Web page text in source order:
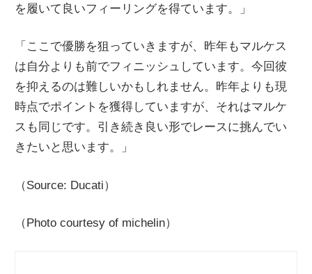
を履いて良いフィーリングを得ています。」
「ここで優勝を狙っていきますが、昨年もマルケス
は自分よりも前でフィニッシュしています。今回彼
を抑えるのは難しいかもしれません。昨年よりも現
時点でポイントを獲得していますが、それはマルケ
スも同じです。引き続き良い形でレースに挑んでい
きたいと思います。」
（Source: Ducati）
（Photo courtesy of michelin）